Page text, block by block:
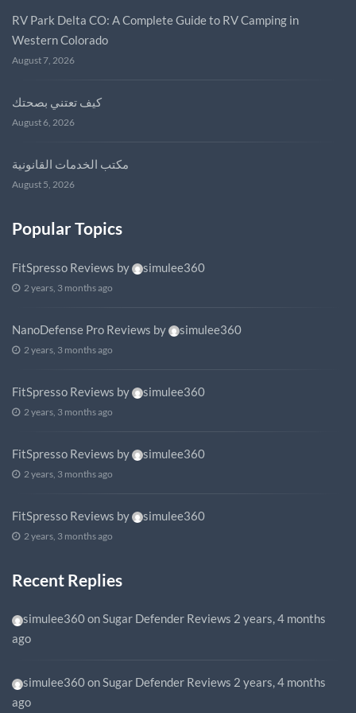
RV Park Delta CO: A Complete Guide to RV Camping in
Western Colorado
August 7, 2026
كيف تعتني بصحتك
August 6, 2026
مكتب الخدمات القانونية
August 5, 2026
Popular Topics
FitSpresso Reviews by simulee360
2 years, 3 months ago
NanoDefense Pro Reviews by simulee360
2 years, 3 months ago
FitSpresso Reviews by simulee360
2 years, 3 months ago
FitSpresso Reviews by simulee360
2 years, 3 months ago
FitSpresso Reviews by simulee360
2 years, 3 months ago
Recent Replies
simulee360onSugar Defender Reviews 2 years, 4 months
ago
simulee360onSugar Defender Reviews 2 years, 4 months
ago